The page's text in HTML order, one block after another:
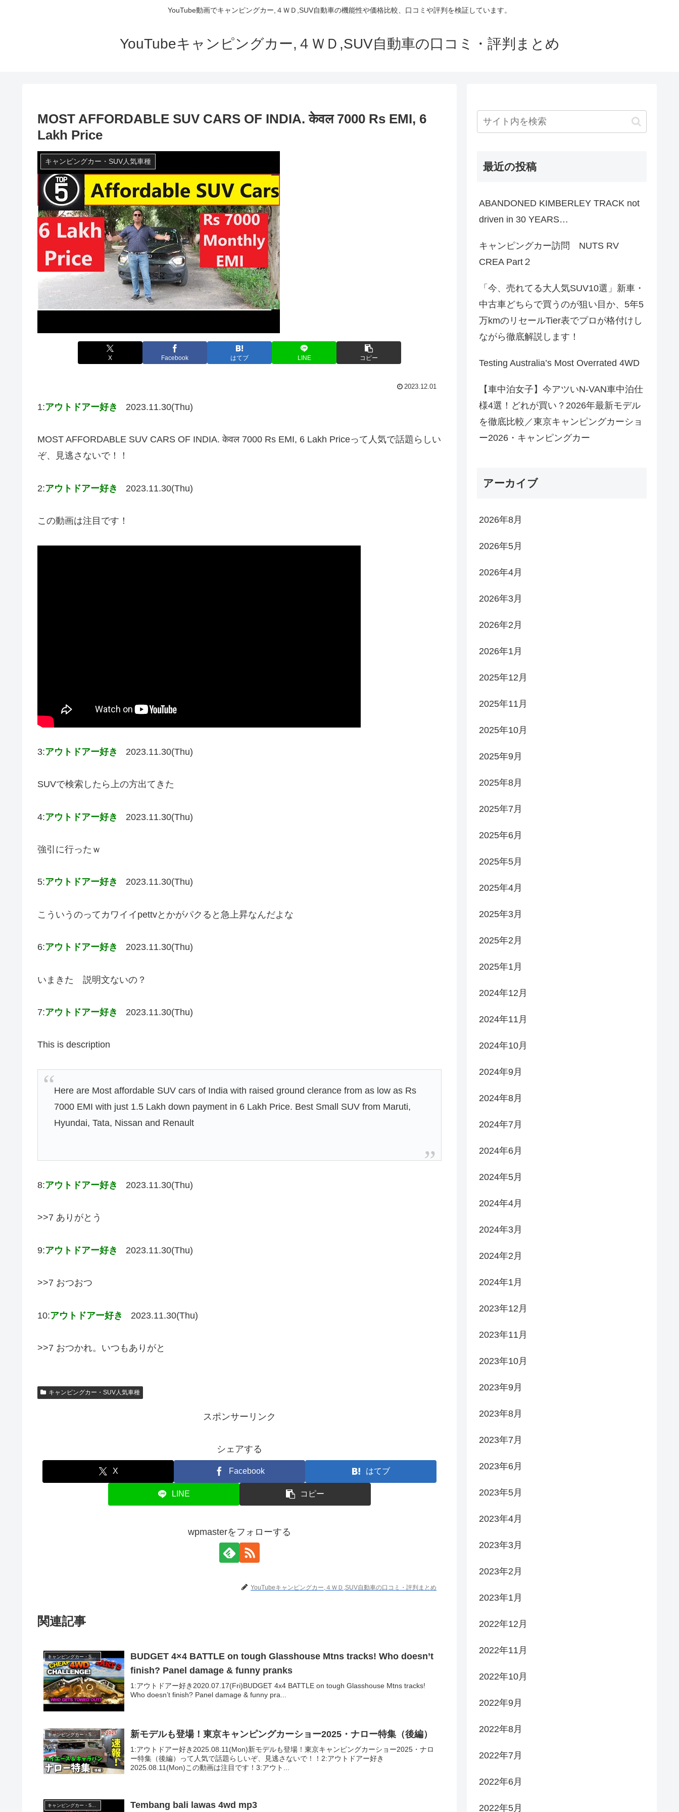
YouTube動画でキャンピングカー,４ＷＤ,SUV自動車の機能性や価格比較、口コミや評判を検証しています。
YouTubeキャンピングカー,４ＷＤ,SUV自動車の口コミ・評判まとめ
MOST AFFORDABLE SUV CARS OF INDIA. केवल 7000 Rs EMI, 6
Lakh Price
キャンピングカー・SUV人気車種
X Facebook はてブ LINE コピー
2023.12.01
1:アウトドアー好き 2023.11.30(Thu)
MOST AFFORDABLE SUV CARS OF INDIA. केवल 7000 Rs EMI, 6 Lakh Priceって人気で話題らしい
ぞ、見逃さないで！！
2:アウトドアー好き 2023.11.30(Thu)
この動画は注目です！
3:アウトドアー好き 2023.11.30(Thu)
SUVで検索したら上の方出てきた
4:アウトドアー好き 2023.11.30(Thu)
強引に行ったｗ
5:アウトドアー好き 2023.11.30(Thu)
こういうのってカワイイpettvとかがパクると急上昇なんだよな
6:アウトドアー好き 2023.11.30(Thu)
いまきた 説明文ないの？
7:アウトドアー好き 2023.11.30(Thu)
This is description
Here are Most affordable SUV cars of India with raised ground clerance from as low as Rs
7000 EMI with just 1.5 Lakh down payment in 6 Lakh Price. Best Small SUV from Maruti,
Hyundai, Tata, Nissan and Renault
8:アウトドアー好き 2023.11.30(Thu)
>>7 ありがとう
9:アウトドアー好き 2023.11.30(Thu)
>>7 おつおつ
10:アウトドアー好き 2023.11.30(Thu)
>>7 おつかれ。いつもありがと
キャンピングカー・SUV人気車種
スポンサーリンク
シェアする
X Facebook はてブ
LINE コピー
wpmasterをフォローする
YouTubeキャンピングカー,４ＷＤ,SUV自動車の口コミ・評判まとめ
関連記事
BUDGET 4×4 BATTLE on tough Glasshouse Mtns tracks! Who doesn’t
finish? Panel damage & funny pranks
1:アウトドアー好き2020.07.17(Fri)BUDGET 4x4 BATTLE on tough Glasshouse Mtns tracks!
Who doesn’t finish? Panel damage & funny pra...
キャンピングカー・SUV人気車種 新モデルも登場！東京キャンピングカーショー2025・ナロー特集（後編）
1:アウトドアー好き2025.08.11(Mon)新モデルも登場！東京キャンピングカーショー2025・ナロ
ー特集（後編）って人気で話題らしいぞ、見逃さないで！！2:アウトドアー好き
2025.08.11(Mon)この動画は注目です！3:アウト...
キャンピングカー・SUV人気車種 Tembang bali lawas 4wd mp3
最近の投稿
ABANDONED KIMBERLEY TRACK not
driven in 30 YEARS…
キャンピングカー訪問 NUTS RV
CREA Part２
「今、売れてる大人気SUV10選」新車・
中古車どちらで買うのが狙い目か、5年5
万kmのリセールTier表でプロが格付けし
ながら徹底解説します！
Testing Australia’s Most Overrated 4WD
【車中泊女子】今アツいN-VAN車中泊仕
様4選！どれが買い？2026年最新モデル
を徹底比較／東京キャンピングカーショ
ー2026・キャンピングカー
アーカイブ
2026年8月
2026年5月
2026年4月
2026年3月
2026年2月
2026年1月
2025年12月
2025年11月
2025年10月
2025年9月
2025年8月
2025年7月
2025年6月
2025年5月
2025年4月
2025年3月
2025年2月
2025年1月
2024年12月
2024年11月
2024年10月
2024年9月
2024年8月
2024年7月
2024年6月
2024年5月
2024年4月
2024年3月
2024年2月
2024年1月
2023年12月
2023年11月
2023年10月
2023年9月
2023年8月
2023年7月
2023年6月
2023年5月
2023年4月
2023年3月
2023年2月
2023年1月
2022年12月
2022年11月
2022年10月
2022年9月
2022年8月
2022年7月
2022年6月
2022年5月